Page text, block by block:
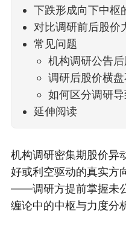
下跌形成向下中枢
对比调研前后股价
常见问题
机构调研公告
调研后股价横
如何区分调研
延伸阅读
机构调研密集期股价异
好或利空驱动的真实方
——调研方提前掌握未
缠论中的中枢与力度分